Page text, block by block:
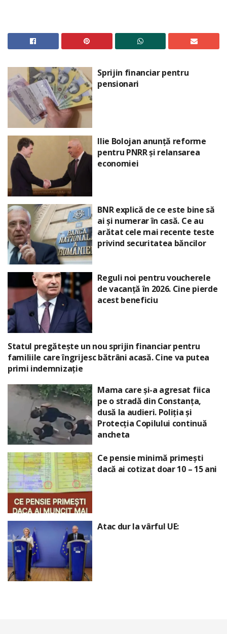
Sprijin financiar pentru
pensionari
Ilie Bolojan anunță reforme
pentru PNRR și relansarea
economiei
BNR explică de ce este bine să
ai și numerar în casă. Ce au
arătat cele mai recente teste
privind securitatea băncilor
Reguli noi pentru voucherele
de vacanță în 2026. Cine pierde
acest beneficiu
Statul pregătește un nou sprijin financiar pentru
familiile care îngrijesc bătrâni acasă. Cine va putea
primi indemnizație
Mama care și-a agresat fiica
pe o stradă din Constanța,
dusă la audieri. Poliția și
Protecția Copilului continuă
ancheta
Ce pensie minimă primești
dacă ai cotizat doar 10 – 15 ani
Atac dur la vârful UE: